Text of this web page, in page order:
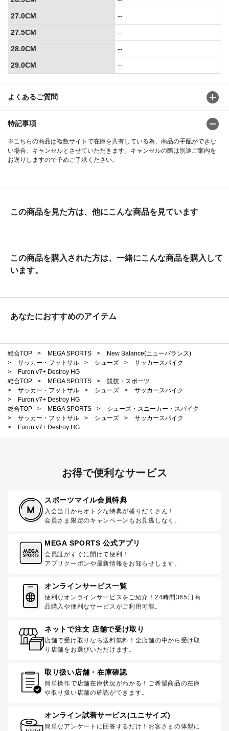
よくあるご質問
特記事項
※こちらの商品は複数サイトで在庫を共有している為、商品の手配ができな
い場合、キャンセルとさせていただきます。キャンセルの際は別途ご案内を
お送りしますので予めご了承ください。
27.0CM
--
27.5CM
--
28.0CM
--
29.0CM
--
この商品を見た方は、他にこんな商品を見ています
この商品を購入された方は、一緒にこんな商品を購入して
います。
あなたにおすすめのアイテム
総合TOP > MEGA SPORTS >
New Balance(ニューバランス)
>
サッカー・フットサル > シューズ >
サッカースパイク
>
Furon v7+ Destroy HG
総合TOP
> MEGA SPORTS >
競技・スポーツ
>
サッカー・フットサル > シューズ >
サッカースパイク
>
Furon v7+ Destroy HG
総合TOP
> MEGA SPORTS >
シューズ・スニーカー・スパイク
>
サッカー・フットサル > シューズ >
サッカースパイク
>
Furon v7+ Destroy HG
お得で便利なサービス
スポーツマイル会員特典
入会当日からオトクな特典が盛りだくさん！
会員さま限定のキャンペーンもお見逃しなく。
MEGA SPORTS 公式アプリ
会員証がすぐに開けて便利！
アプリクーポンや最新情報をお知らせします。
オンラインサービス一覧
便利なオンラインサービスをご紹介！24時間365日商
品購入や便利なサービスがご利用可能。
ネットで注文 店舗で受け取り
店舗で受け取りなら送料無料！全店舗の中から受け取
り店舗をお選びいただけます。
取り扱い店舗・在庫確認
簡単操作で店舗在庫状況がわかる！ご希望商品の在庫
や取り扱い店舗の確認ができます。
オンライン試着サービス(ユニサイズ)
簡単なアンケートに回答するだけ！お客さまの体型に